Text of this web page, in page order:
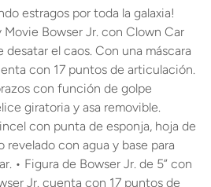
estragos por toda la galaxia!
Movie Bowser Jr. con Clown Car
el caos. Con una máscara
con 17 puntos de articulación.
con función de golpe
giratoria y asa removible.
con punta de esponja, hoja de
con agua y base para
• Figura de Bowser Jr. de 5” con
Jr. cuenta con 17 puntos de